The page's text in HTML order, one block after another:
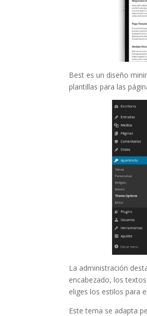
Best es un diseño
plantillas para las
La administración
encabezado, los
eliges los estilos para
Este tema se adapta